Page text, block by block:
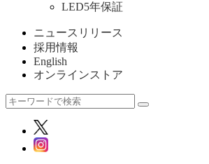
LED5年保証
ニュースリリース
採用情報
English
オンラインストア